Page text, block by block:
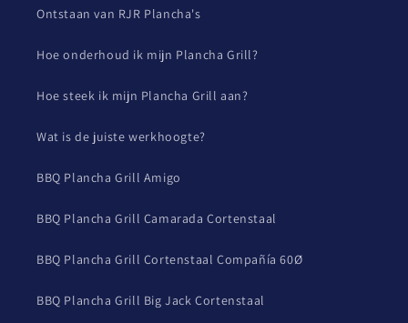
Ontstaan van RJR Plancha's
Hoe onderhoud ik mijn Plancha Grill?
Hoe steek ik mijn Plancha Grill aan?
Wat is de juiste werkhoogte?
BBQ Plancha Grill Amigo
BBQ Plancha Grill Camarada Cortenstaal
BBQ Plancha Grill Cortenstaal Compañía 60Ø
BBQ Plancha Grill Big Jack Cortenstaal